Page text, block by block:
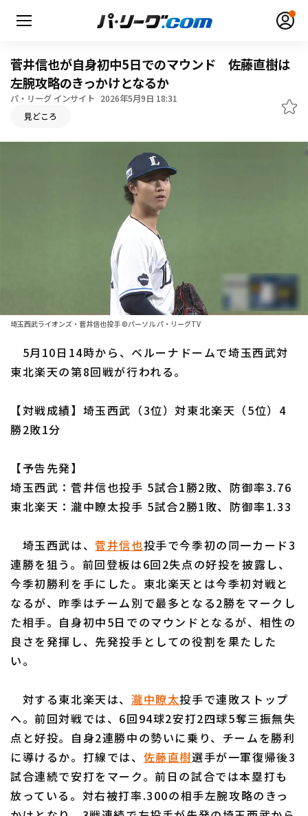
ファーム東地区
ファーム西地区
選手名鑑トップ
北海道日本ハムファイターズ
東北楽天ゴールデンイーグルス
埼玉西武ライオンズ
オリックス・バファローズ
福岡ソフトバンクホークス
ニュース
設定
利用規約 プライバシーポリシー
運営会社（別ウィンドウで開く） よくある質問
特定商取引法の表示 アルバイト募集 （別ウィンドウで開く
菅井信也が自身初中5日でのマウンド 佐藤直樹は
左腕攻略のきっかけとなるか
パ・リーグ インサイト 2026年5月9日 18:31
見どころ
埼玉西武ライオンズ・菅井信也投手 ©パーソル パ・リーグTV
5月10日14時から、ベルーナドームで埼玉西武対
東北楽天の第8回戦が行われる。
【対戦成績】埼玉西武（3位）対東北楽天（5位）4
勝2敗1分
【予告先発】
埼玉西武：菅井信也投手 5試合1勝2敗、防御率3.76
東北楽天：瀧中瞭太投手 5試合2勝1敗、防御率1.33
埼玉西武は、 菅井信也投手で今季初の同一カード3
連勝を狙う。前回登板は6回2失点の好投を披露し、
今季初勝利を手にした。東北楽天とは今季初対戦と
なるが、昨季はチーム別で最多となる2勝をマークし
た相手。自身初中5日でのマウンドとなるが、相性の
良さを発揮し、先発投手としての役割を果たした
い。
対する東北楽天は、 瀧中瞭太投手で連敗ストップ
へ。前回対戦では、6回94球2安打2四球5奪三振無失
点と好投。自身2連勝中の勢いに乗り、チームを勝利
に導けるか。打線では、 佐藤直樹選手が一軍復帰後3
試合連続で安打をマーク。前日の試合では本塁打も
放っている。対右被打率.300の相手左腕攻略のきっ